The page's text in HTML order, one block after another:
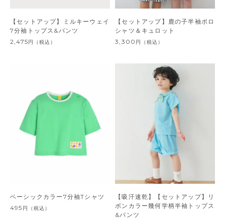
【セットアップ】ミルキーウェイ
7分袖トップス&パンツ
2,475円 （税込）
【セットアップ】鹿の子半袖ポロ
シャツ＆キュロット
3,300 円 （税込）
ベーシックカラー7分袖Tシャツ
495 円 （税込）
【吸汗速乾】【セットアップ】リ
ボンカラー幾何学柄半袖トップス
&パンツ